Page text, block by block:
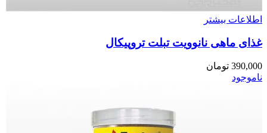
اطلاعات بیشتر
غذای ماهی نانوویت تبلت تروپیکال
390,000 تومان
ناموجود